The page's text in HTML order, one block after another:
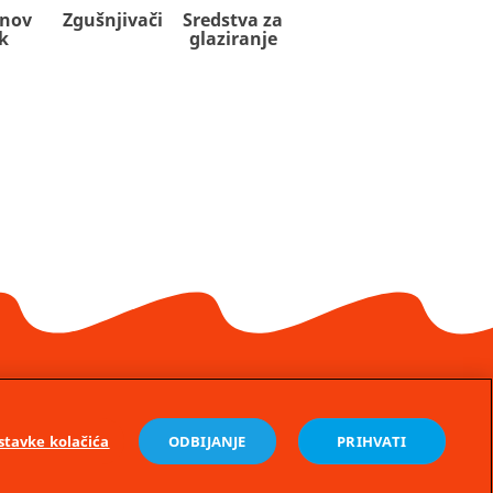
Zgušnjivači Sredstva za
glaziranje
Uvjeti korištenja
HR
kolačića ODBIJANJE PRIHVATI